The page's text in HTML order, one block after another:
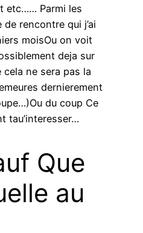
etc…… Parmi les
rencontre qui j’ai
moisOu on voit
deja sur
ne sera pas la
dernierement
du coup Ce
tau’interesser…
Que
au